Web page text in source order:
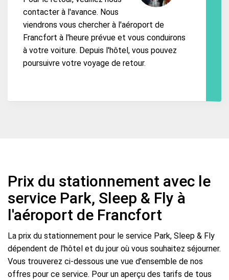
contacter à l'avance. Nous
viendrons vous chercher à l'aéroport de
Francfort à l'heure prévue et vous conduirons
à votre voiture. Depuis l'hôtel, vous pouvez
poursuivre votre voyage de retour.
Prix du stationnement avec le
service Park, Sleep & Fly à
l'aéroport de Francfort
La prix du stationnement pour le service Park, Sleep & Fly
dépendent de l'hôtel et du jour où vous souhaitez séjourner.
Vous trouverez ci-dessous une vue d'ensemble de nos
offres pour ce service. Pour un aperçu des tarifs de tous